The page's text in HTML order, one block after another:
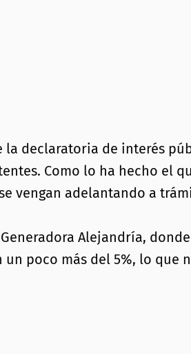
la declaratoria de interés
Como lo ha hecho el
vengan adelantando a
Alejandría,
poco más del 5%, lo que